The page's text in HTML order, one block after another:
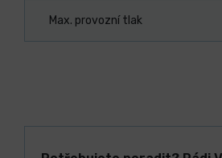
Max. provozní tlak